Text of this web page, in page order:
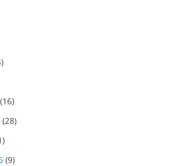
(16)
(28)
(9)